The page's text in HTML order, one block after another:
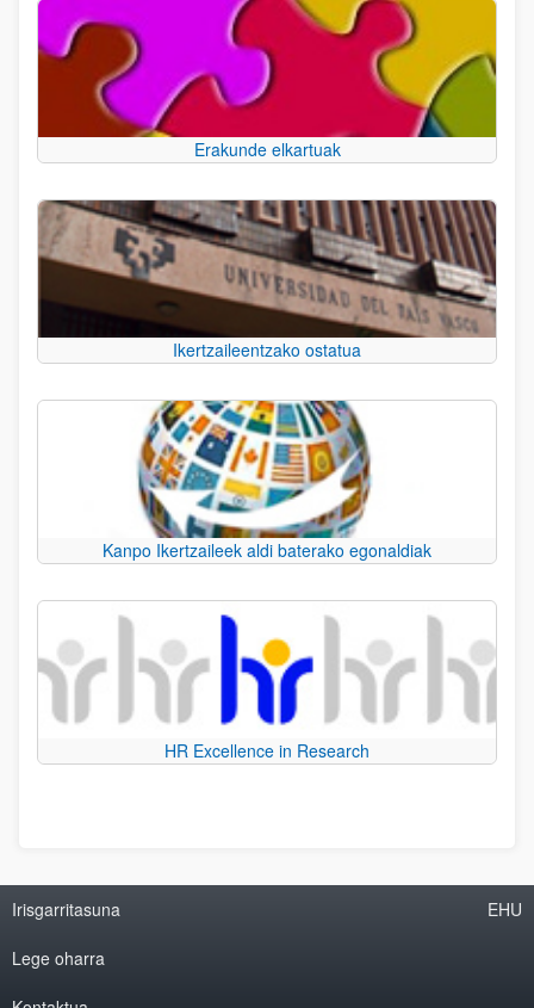
Erakunde elkartuak
Ikertzaileentzako ostatua
Kanpo Ikertzaileek aldi baterako egonaldiak
HR Excellence in Research
Irisgarritasuna
Lege oharra
EHU